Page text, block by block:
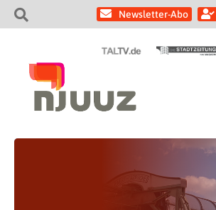
Newsletter-Abo